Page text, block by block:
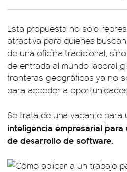
Esta propuesta no solo
atractiva para quienes
de una oficina tradicional,
de entrada al mundo laboral
fronteras geográficas ya no
para acceder a
Se trata de una vacante para
inteligencia empresarial
de desarrollo de software.